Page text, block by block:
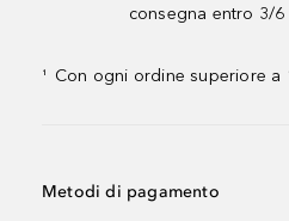
consegna entro 3/
¹ Con ogni ordine superiore a
Metodi di pagamento